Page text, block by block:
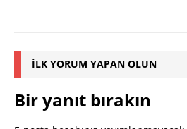
İLK YORUM YAPAN OLUN
Bir yanıt bırakın